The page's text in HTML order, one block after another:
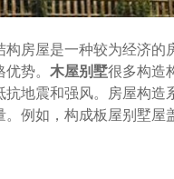
房屋是一种较为经济的
势。 木屋别墅很多构造
地震和强风。房屋构
例如，构成板屋别墅